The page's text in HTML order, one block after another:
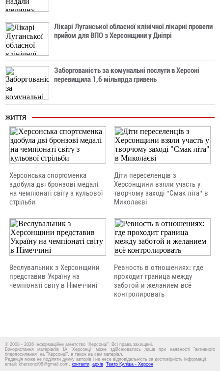
Лікарі Луганської обласної клінічної лікарні провели
прийом для ВПО з Херсонщини у Дніпрі
Заборгованість за комунальні послуги в Херсоні
перевищила 1,6 мільярда гривень
ЖИТТЯ
Херсонська спортсменка
здобула дві бронзові медалі
на чемпіонаті світу з кульової
стрільби
Діти переселенців з
Херсонщини взяли участь у
творчому заході "Смак літа" в
Миколаєві
Веслувальник з Херсонщини
представив Україну на
чемпіонаті світу в Німеччині
Ревность в отношениях: где
проходит граница между
заботой и желанием всё
контролировать
© 2008 - 2026 Інформаційне агентство "Херсонці". Всі права захищені.
Використання матеріалів ІА "Херсонці" може здійснюватись лише при наявності "активного
гіперпосилання" на "Херсонці", а також на сам матеріал.
Редакція може не поділяти думку авторів і не несе відповідальність за достовірність інформації.
email: khersonci08@gmail.com, контакти архів Театр Куліша - Херсон